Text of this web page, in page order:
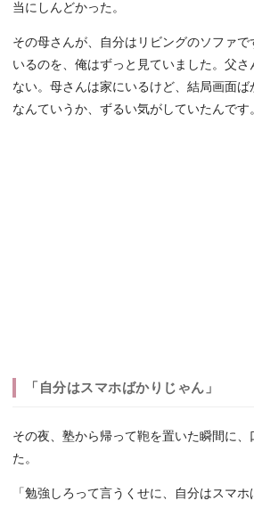
当にしんどかった。
その母さんが、自分はリビングのソファ
いるのを、俺はずっと見ていました。父
ない。母さんは家にいるけど、結局画面ば
なんていうか、ずるい気がしていたんです
「自分はスマホばかりじゃん」
その夜、塾から帰って鞄を置いた瞬間に、
た。
「勉強しろって言うくせに、自分はスマホ